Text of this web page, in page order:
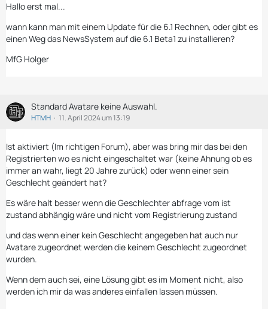
Hallo erst mal...
wann kann man mit einem Update für die 6.1 Rechnen, oder gibt es
einen Weg das NewsSystem auf die 6.1 Beta1 zu installieren?
MfG Holger
Standard Avatare keine Auswahl.
HTMH 11. April 2024 um 13:19
Ist aktiviert (Im richtigen Forum), aber was bring mir das bei den
Registrierten wo es nicht eingeschaltet war (keine Ahnung ob es
immer an wahr, liegt 20 Jahre zurück) oder wenn einer sein
Geschlecht geändert hat?
Es wäre halt besser wenn die Geschlechter abfrage vom ist
zustand abhängig wäre und nicht vom Registrierung zustand
und das wenn einer kein Geschlecht angegeben hat auch nur
Avatare zugeordnet werden die keinem Geschlecht zugeordnet
wurden.
Wenn dem auch sei, eine Lösung gibt es im Moment nicht, also
werden ich mir da was anderes einfallen lassen müssen.